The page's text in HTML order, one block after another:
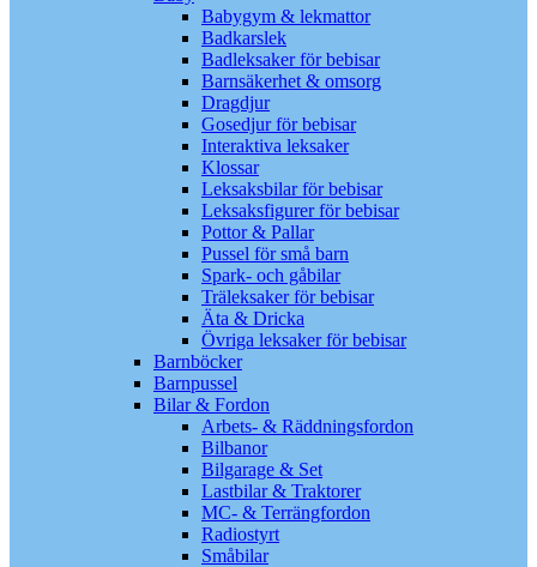
Babygym & lekmattor
Badkarslek
Badleksaker för bebisar
Barnsäkerhet & omsorg
Dragdjur
Gosedjur för bebisar
Interaktiva leksaker
Klossar
Leksaksbilar för bebisar
Leksaksfigurer för bebisar
Pottor & Pallar
Pussel för små barn
Spark- och gåbilar
Träleksaker för bebisar
Äta & Dricka
Övriga leksaker för bebisar
Barnböcker
Barnpussel
Bilar & Fordon
Arbets- & Räddningsfordon
Bilbanor
Bilgarage & Set
Lastbilar & Traktorer
MC- & Terrängfordon
Radiostyrt
Småbilar